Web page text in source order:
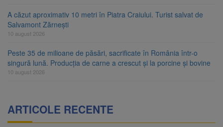
A căzut aproximativ 10 metri în Piatra Craiului. Turist salvat de
Salvamont Zărnești
10 august 2026
Peste 35 de milioane de păsări, sacrificate în România într-o
singură lună. Producția de carne a crescut și la porcine și bovine
10 august 2026
ARTICOLE RECENTE